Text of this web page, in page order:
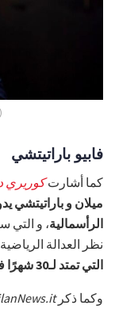
فابيو باراتيتشي
كما أشارتكوريري
ميلان و باراتيتشي
الرأسمالية
نظر العدالة
التي تمتد لـ30 شهرًا في 20 يوليو.
وكما ذكر